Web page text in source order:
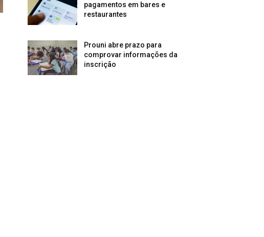
pagamentos em bares e
restaurantes
Prouni abre prazo para
comprovar informações da
inscrição